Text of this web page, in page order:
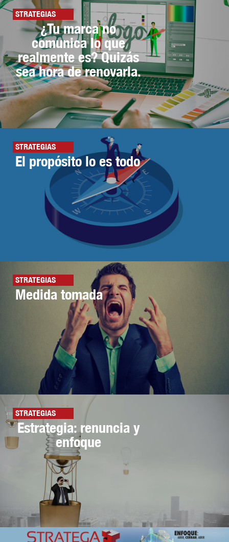
STRATEGIAS
¿Tu marca no
comunica lo que
realmente es? Quizás
sea hora de renovarla.
STRATEGIAS
El propósito lo es todo
STRATEGIAS
Medida tomada
STRATEGIAS
Estrategia: renuncia y
enfoque